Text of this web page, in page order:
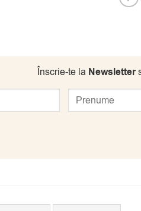
Înscrie-te la Newsletter